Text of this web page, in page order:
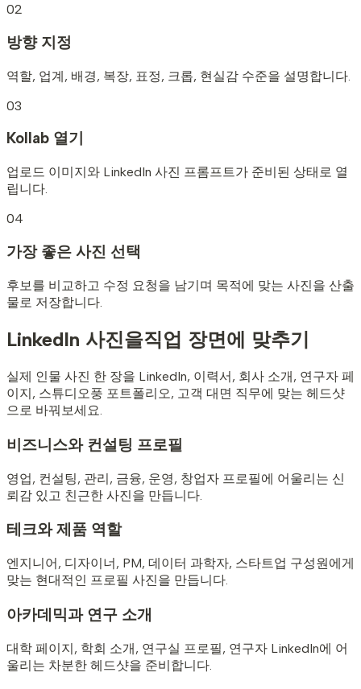
02
방향 지정
역할, 업계, 배경, 복장, 표정, 크롭, 현실감 수준을 설명합니다.
03
Kollab 열기
업로드 이미지와 LinkedIn 사진 프롬프트가 준비된 상태로 열
립니다.
04
가장 좋은 사진 선택
후보를 비교하고 수정 요청을 남기며 목적에 맞는 사진을 산출
물로 저장합니다.
LinkedIn 사진을직업 장면에 맞추기
실제 인물 사진 한 장을 LinkedIn, 이력서, 회사 소개, 연구자 페
이지, 스튜디오풍 포트폴리오, 고객 대면 직무에 맞는 헤드샷
으로 바꿔보세요.
비즈니스와 컨설팅 프로필
영업, 컨설팅, 관리, 금융, 운영, 창업자 프로필에 어울리는 신
뢰감 있고 친근한 사진을 만듭니다.
테크와 제품 역할
엔지니어, 디자이너, PM, 데이터 과학자, 스타트업 구성원에게
맞는 현대적인 프로필 사진을 만듭니다.
아카데믹과 연구 소개
대학 페이지, 학회 소개, 연구실 프로필, 연구자 LinkedIn에 어
울리는 차분한 헤드샷을 준비합니다.